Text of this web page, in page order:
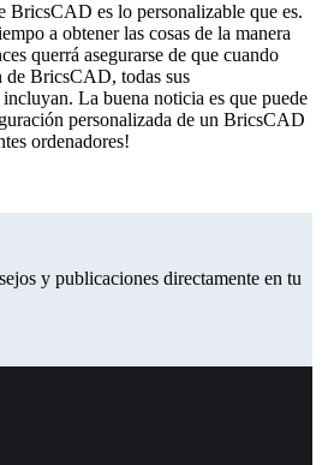
BricsCAD es lo personalizable que es.
a obtener las cosas de la manera
querrá asegurarse de que cuando
de BricsCAD, todas sus
La buena noticia es que puede
personalizada de un BricsCAD
ordenadores!
y publicaciones directamente en tu